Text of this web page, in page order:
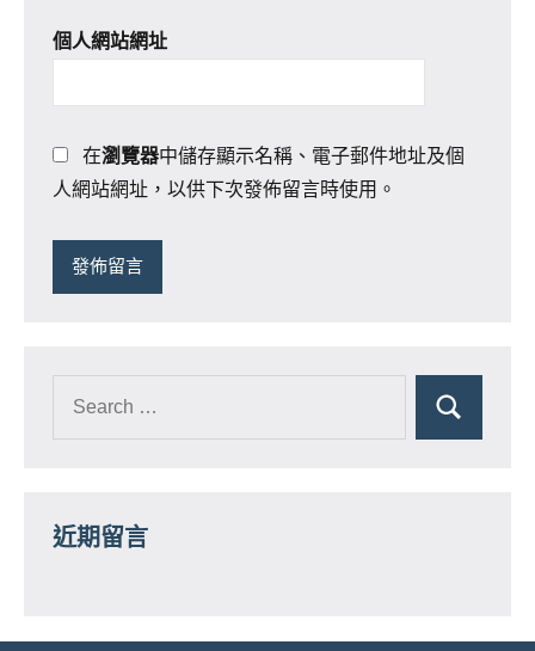
個人網站網址
在瀏覽器中儲存顯示名稱、電子郵件地址及個
人網站網址，以供下次發佈留言時使用。
近期留言